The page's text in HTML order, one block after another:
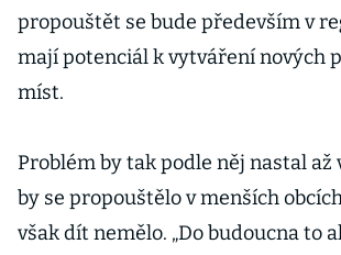
propouštět se bude především v
mají potenciál k vytváření nových
míst.
Problém by tak podle něj nastal až
by se propouštělo v menších
však dít nemělo. „Do budoucna to